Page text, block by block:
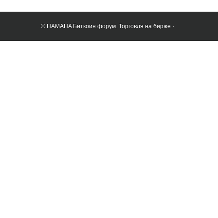
© HAMAHA Биткоин форум. Торговля на бирже ·